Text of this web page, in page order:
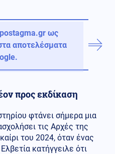
ως
αποτελέσματα
προς εκδίκαση
φτάνει σήμερα μια
τις Αρχές της
του 2024, όταν ένας
κατήγγειλε ότι